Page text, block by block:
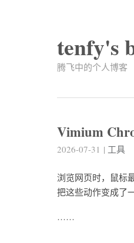
tenfy's
腾飞中的个人博客
Vimium
2026-07-31 | 工具
浏览网页时，鼠标
把这些动作变成了
……